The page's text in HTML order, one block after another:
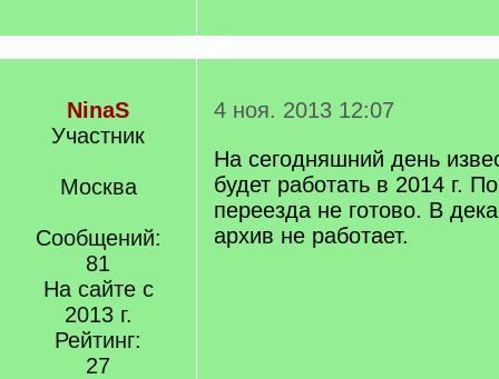
NinaS
Участник
Москва
Сообщений:
81
На сайте с
2013 г.
Рейтинг:
27
4 ноя. 2013 12:07
На сегодняшний день
будет работать в 2014 г.
переезда не готово. В
архив не работает.